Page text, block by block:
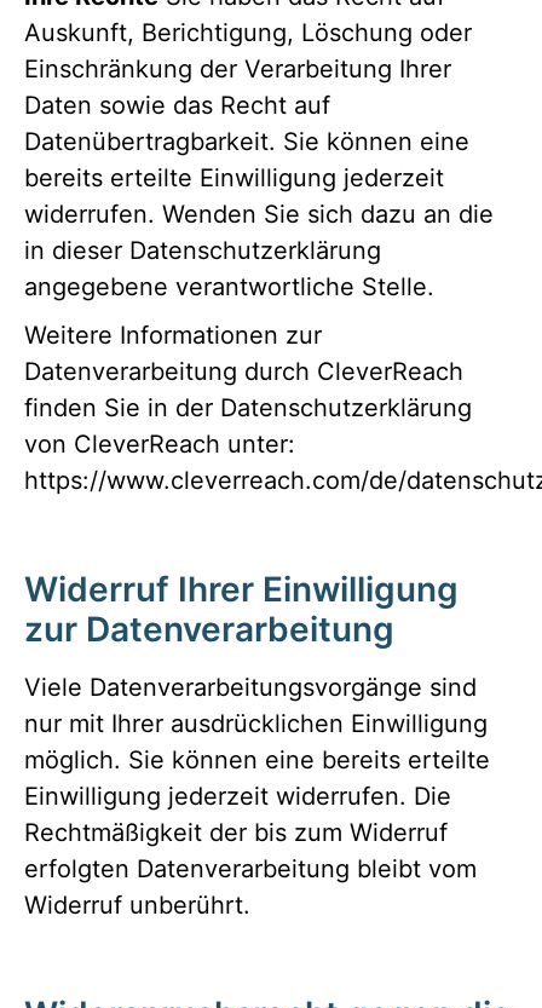
Auskunft, Berichtigung, Löschung oder
Einschränkung der Verarbeitung Ihrer
Daten sowie das Recht auf
Datenübertragbarkeit. Sie können eine
bereits erteilte Einwilligung jederzeit
widerrufen. Wenden Sie sich dazu an die
in dieser Datenschutzerklärung
angegebene verantwortliche Stelle.
Weitere Informationen zur
Datenverarbeitung durch CleverReach
finden Sie in der Datenschutzerklärung
von CleverReach unter:
https://www.cleverreach.com/de/
Widerruf Ihrer Einwilligung
zur Datenverarbeitung
Viele Datenverarbeitungsvorgänge sind
nur mit Ihrer ausdrücklichen Einwilligung
möglich. Sie können eine bereits erteilte
Einwilligung jederzeit widerrufen. Die
Rechtmäßigkeit der bis zum Widerruf
erfolgten Datenverarbeitung bleibt vom
Widerruf unberührt.